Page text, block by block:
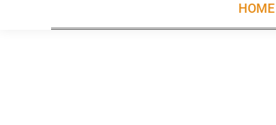
HOME